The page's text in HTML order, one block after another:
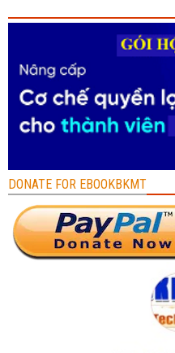
DONATE FOR EBOOKBKMT